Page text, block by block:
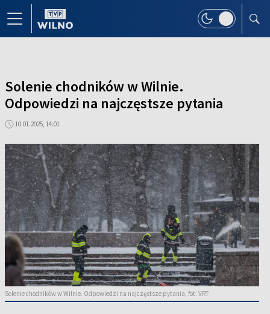
Solenie chodników w Wilnie.
Odpowiedzi na najczęstsze pytania
10.01.2025, 14:01
Solenie chodników w Wilnie. Odpowiedzi na najczęstsze pytania, fot. VRT